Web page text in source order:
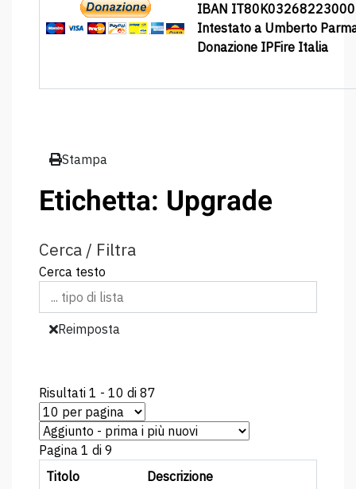
IBAN
Intestato a Umberto
Donazione IPFire Italia
Stampa
Etichetta: Upgrade
Cerca / Filtra
Cerca testo
Reimposta
Risultati 1 - 10 di 87
Pagina 1 di 9
Titolo
Descrizione